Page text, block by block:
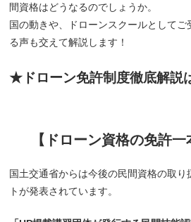
間資格はどうなるのでしょうか。
国の動きや、ドローンスクールとして
る声も交えて解説します！
★ドローン免許制度徹底解説
【ドローン資格の免許一
国土交通省からは今後の民間資格の取
トが発表されています。